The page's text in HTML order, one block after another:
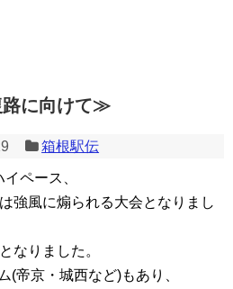
に向けて≫
箱根駅伝
ペース、
強風に煽られる大会となりまし
なりました。
(帝京・城西など)もあり、